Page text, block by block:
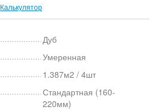
Калькулятор
Дуб
Умеренная
1.387м2 / 4шт
Стандартная (160-
220мм)